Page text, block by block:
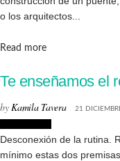
o los arquitectos...
Read moreDetails
Te enseñamos el
byKamila Tavera 21
Desconexión de la rutina.
mínimo estas dos